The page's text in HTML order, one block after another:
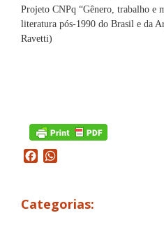
Projeto CNPq “Gênero, trabalho e
literatura pós-1990 do Brasil e da
Ravetti)
Facebook
Categorias: